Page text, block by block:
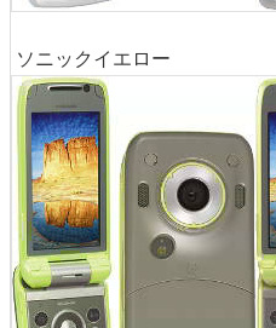
ソニックイエロー